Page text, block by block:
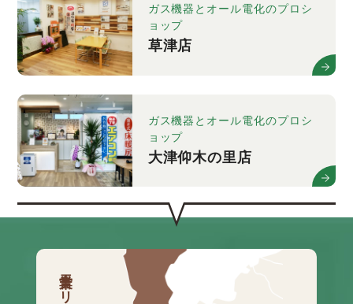
ガス機器とオール電化のプロシ
ョップ
草津店
ガス機器とオール電化のプロシ
ョップ
大津仰木の里店
営業エリア